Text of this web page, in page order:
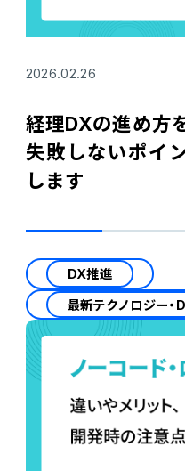
2026.02.26
経理DXの進め方
失敗しないポイ
します
DX推進
最新テクノロジー・